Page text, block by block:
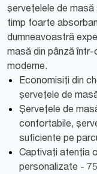
șervețelele de masă
timp foarte
dumneavoastră
masă din pânză
moderne.
Economisiți din
șervețele de
Șervețele de
confortabile,
suficiente pe
Captivați atenția
personalizate -